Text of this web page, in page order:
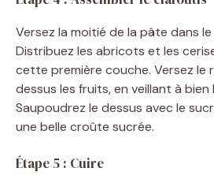
Versez la moitié de la pâte dans
Distribuez les abricots et les
cette première couche. Versez le
dessus les fruits, en veillant à bien
Saupoudrez le dessus avec le
une belle croûte sucrée.
Étape 5 : Cuire